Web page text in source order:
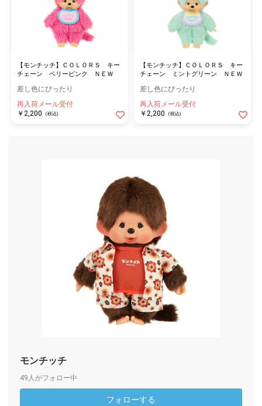
【モンチッチ】ＣＯＬＯＲＳ キー
チェーン ベリーピンク ＮＥＷ
差し色にぴったり
再入荷メール受付
￥2,200
(税込)
【モンチッチ】ＣＯＬＯＲＳ キー
チェーン ミントグリーン ＮＥＷ
差し色にぴったり
再入荷メール受付
￥2,200
(税込)
モンチッチ
49人がフォロー中
フォローする